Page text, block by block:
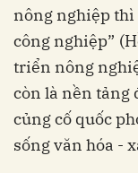
nông nghiệp thì
công nghiệp”
triển nông
còn là nền tảng
củng cố quốc
sống văn hóa -